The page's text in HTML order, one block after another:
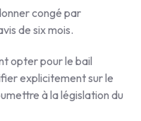
congé par
de six mois.
opter pour le bail
explicitement sur le
à la législation du